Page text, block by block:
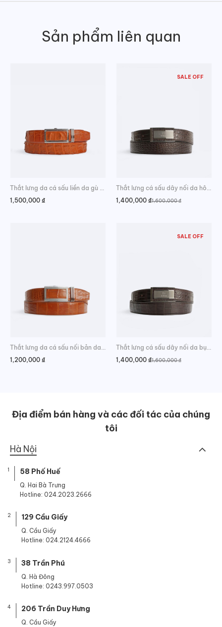
Sản phẩm liên quan
1,500,000 ₫
SALE OFF
1,600,000₫
Giá
1,400,000 ₫
Giá
Thắt lưng da cá sấu nối bản da bụng sang trọng
1,200,000 ₫
SALE OFF
Thắt lưng cá sấu dây nối da bụng chất lượng
1,600,000₫
Giá
1,400,000 ₫
Giá
Địa điểm bán hàng và các đối tác của chúng
tôi
Hà Nội
1 58 Phố Huế
Q. Hai Bà Trưng
Hotline: 024.2023.2666
2 129 Cầu Giấy
Q. Cầu Giấy
Hotline: 024.2124.4666
3 38 Trần Phú
Q. Hà Đông
Hotline: 0243.997.0503
4 206 Trần Duy Hưng
Q. Cầu Giấy